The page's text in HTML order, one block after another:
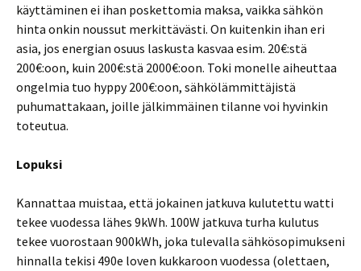
käyttäminen ei ihan poskettomia maksa, vaikka sähkön
hinta onkin noussut merkittävästi. On kuitenkin ihan eri
asia, jos energian osuus laskusta kasvaa esim. 20€:stä
200€:oon, kuin 200€:stä 2000€:oon. Toki monelle aiheuttaa
ongelmia tuo hyppy 200€:oon, sähkölämmittäjistä
puhumattakaan, joille jälkimmäinen tilanne voi hyvinkin
toteutua.
Lopuksi
Kannattaa muistaa, että jokainen jatkuva kulutettu watti
tekee vuodessa lähes 9kWh. 100W jatkuva turha kulutus
tekee vuorostaan 900kWh, joka tulevalla sähkösopimukseni
hinnalla tekisi 490e loven kukkaroon vuodessa (olettaen,